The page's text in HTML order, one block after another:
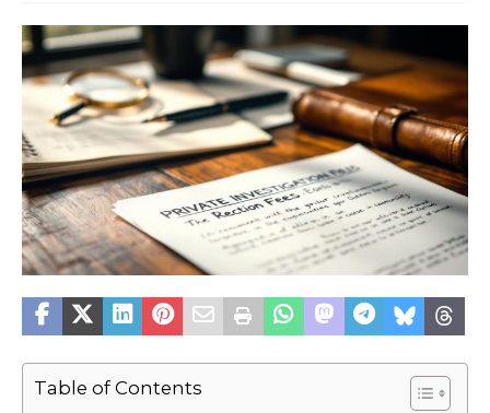
Table of Contents